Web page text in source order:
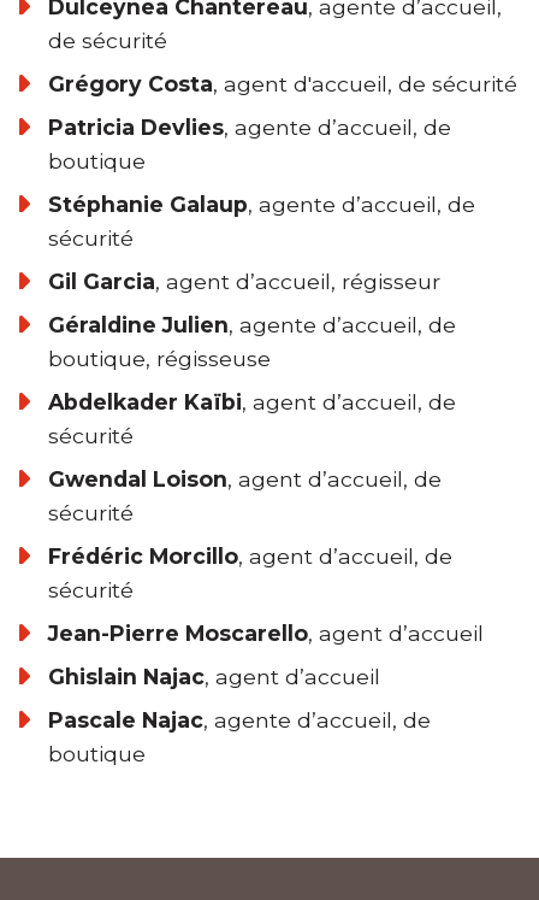
Dulceynea Chantereau, agente d’accueil,
de sécurité
Grégory Costa, agent d'accueil, de sécurité
Patricia Devlies, agente d’accueil, de
boutique
Stéphanie Galaup, agente d’accueil, de
sécurité
Gil Garcia, agent d’accueil, régisseur
Géraldine Julien, agente d’accueil, de
boutique, régisseuse
Abdelkader Kaïbi, agent d’accueil, de
sécurité
Gwendal Loison, agent d’accueil, de
sécurité
Frédéric Morcillo, agent d’accueil, de
sécurité
Jean-Pierre Moscarello, agent d’accueil
Ghislain Najac, agent d’accueil
Pascale Najac, agente d’accueil, de
boutique